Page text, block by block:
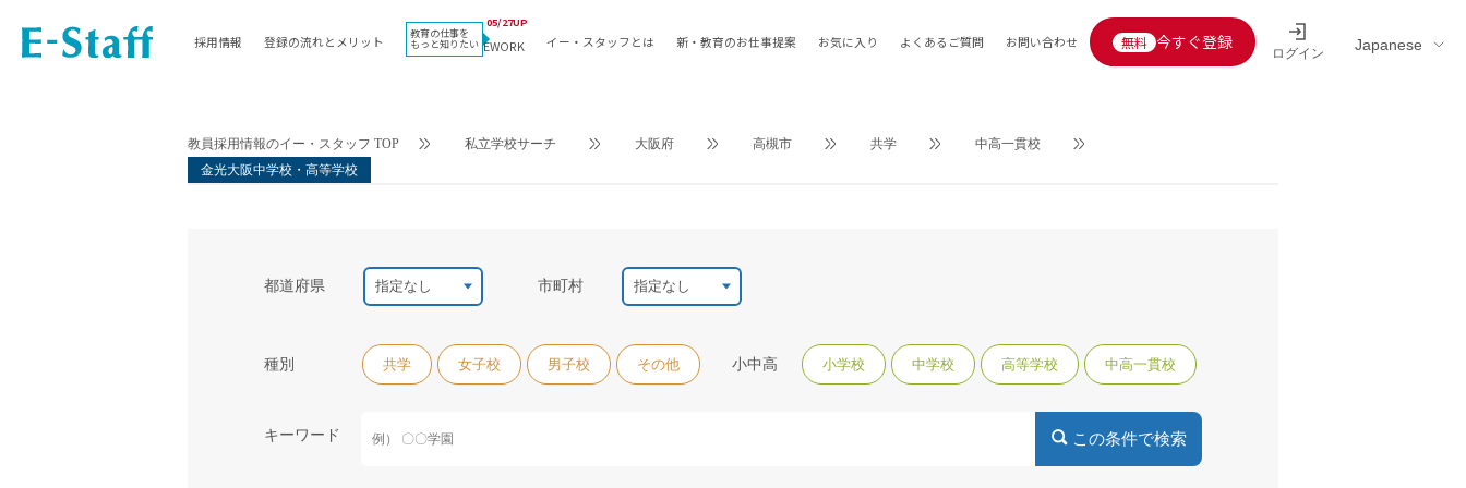
採用情報
社会教員
理科教員
その他教科教員
情報教員
家庭科教員
養護教諭
アルバイト・パート
正社員
契約社員
駅徒歩10分以内
駅徒歩5分以内
英語力を活かす
登録の流れとメリット
教育の仕事を
もっと知りたい
05/27UP
EWORK
イー・スタッフとは 新・教育のお仕事提案 お気に入り よくあるご質問 お問い合わせ 今すぐ登録
ログイン
教員採用情報のイー・スタッフ TOP 私立学校サーチ 大阪府 高槻市 共学
中高一貫校
金光大阪中学校・高等学校
都道府県 市町村
種別 共学 女子校 男子校 その他 小中高 小学校 中学校 高等学校 中高一貫校
キーワード